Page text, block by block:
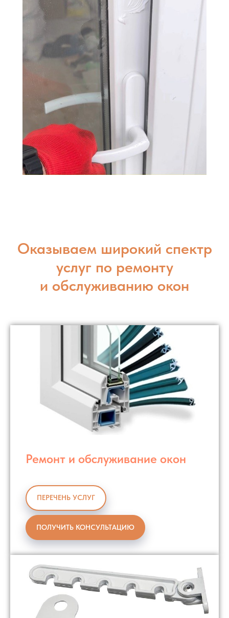
Оказываем широкий спектр
услуг по ремонту
и обслуживанию окон
Ремонт и обслуживание окон
ПЕРЕЧЕНЬ УСЛУГ
ПОЛУЧИТЬ КОНСУЛЬТАЦИЮ